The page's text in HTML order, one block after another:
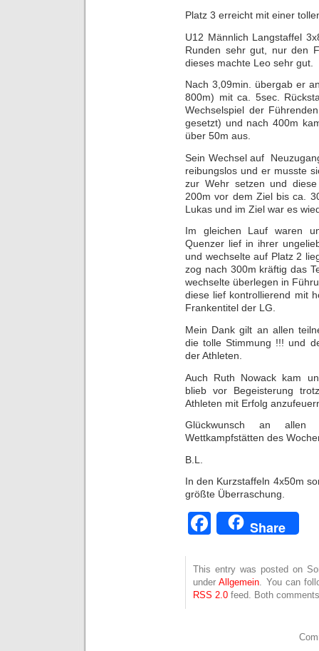
Platz 3 erreicht mit einer
U12 Männlich Langstaffel
Runden sehr gut, nur den
dieses machte Leo sehr gut.
Nach 3,09min. übergab er
800m) mit ca. 5sec.
Wechselspiel der
gesetzt) und nach 400m
über 50m aus.
Sein Wechsel auf
reibungslos und er musste
zur Wehr setzen und
200m vor dem Ziel bis ca.
Lukas und im Ziel war es
Im gleichen Lauf waren
Quenzer lief in ihrer
und wechselte auf Platz 2
zog nach 300m kräftig das
wechselte überlegen in
diese lief kontrollierend mit
Frankentitel der LG.
Mein Dank gilt an allen
die tolle Stimmung !!! und
der Athleten.
Auch Ruth Nowack kam
blieb vor Begeisterung
Athleten mit Erfolg
Glückwunsch an
Wettkampfstätten des
B.L.
In den Kurzstaffeln 4x50m
größte Überraschung.
Facebook
Share
This entry was posted on
underAllgemein. You can
RSS 2.0 feed. Both